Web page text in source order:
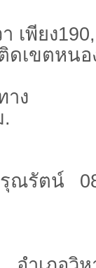
เพียง
เขตหนอ
าง
ณรัตน์